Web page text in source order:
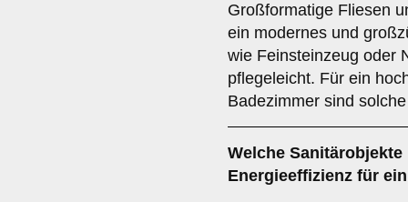
Großformatige Fliesen
ein modernes und
wie Feinsteinzeug oder
pflegeleicht. Für ein
Badezimmer sind
Welche Sanitärobjekte
Energieeffizienz für